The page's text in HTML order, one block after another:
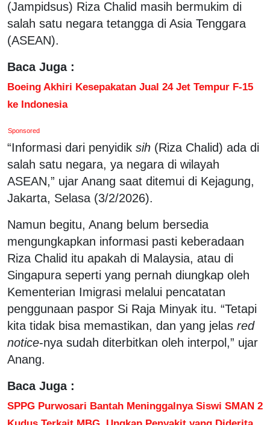
(Jampidsus) Riza Chalid masih bermukim di
salah satu negara tetangga di Asia Tenggara
(ASEAN).
Baca Juga :
Boeing Akhiri Kesepakatan Jual 24 Jet Tempur F-15
ke Indonesia
Sponsored
“Informasi dari penyidik sih (Riza Chalid) ada di
salah satu negara, ya negara di wilayah
ASEAN,” ujar Anang saat ditemui di Kejagung,
Jakarta, Selasa (3/2/2026).
Namun begitu, Anang belum bersedia
mengungkapkan informasi pasti keberadaan
Riza Chalid itu apakah di Malaysia, atau di
Singapura seperti yang pernah diungkap oleh
Kementerian Imigrasi melalui pencatatan
penggunaan paspor Si Raja Minyak itu. “Tetapi
kita tidak bisa memastikan, dan yang jelas red
notice-nya sudah diterbitkan oleh interpol,” ujar
Anang.
Baca Juga :
SPPG Purwosari Bantah Meninggalnya Siswi SMAN 2